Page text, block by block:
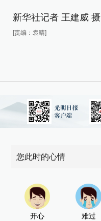
新华社记者 王建威 摄
[责编：袁晴]
您此时的心情
开心 难过